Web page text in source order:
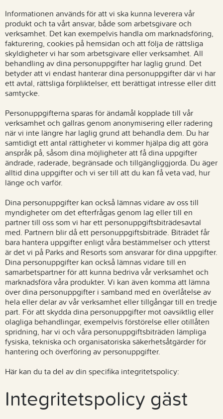
Informationen används för att vi ska kunna leverera vår
produkt och ta vårt ansvar, både som arbetsgivare och
verksamhet. Det kan exempelvis handla om marknadsföring,
fakturering, cookies på hemsidan och att följa de rättsliga
skyldigheter vi har som arbetsgivare eller verksamhet. All
behandling av dina personuppgifter har laglig grund. Det
betyder att vi endast hanterar dina personuppgifter där vi har
ett avtal, rättsliga förpliktelser, ett berättigat intresse eller ditt
samtycke.
Personuppgifterna sparas för ändamål kopplade till vår
verksamhet och gallras genom anonymisering eller radering
när vi inte längre har laglig grund att behandla dem. Du har
samtidigt ett antal rättigheter vi kommer hjälpa dig att göra
anspråk på, såsom dina möjligheter att få dina uppgifter
ändrade, raderade, begränsade och tillgängliggjorda. Du äger
alltid dina uppgifter och vi ser till att du kan få veta vad, hur
länge och varför.
Dina personuppgifter kan också lämnas vidare av oss till
myndigheter om det efterfrågas genom lag eller till en
partner till oss som vi har ett personuppgiftsbiträdesavtal
med. Partnern blir då ett personuppgiftsbiträde. Biträdet får
bara hantera uppgifter enligt våra bestämmelser och ytterst
är det vi på Parks and Resorts som ansvarar för dina uppgifter.
Dina personuppgifter kan också lämnas vidare till en
samarbetspartner för att kunna bedriva vår verksamhet och
marknadsföra våra produkter. Vi kan även komma att lämna
över dina personuppgifter i samband med en överlåtelse av
hela eller delar av vår verksamhet eller tillgångar till en tredje
part. För att skydda dina personuppgifter mot oavsiktlig eller
olagliga behandlingar, exempelvis förstörelse eller otillåten
spridning, har vi och våra personuppgiftsbiträden lämpliga
fysiska, tekniska och organisatoriska säkerhetsåtgärder för
hantering och överföring av personuppgifter.
Här kan du ta del av din specifika integritetspolicy:
Integritetspolicy gäst